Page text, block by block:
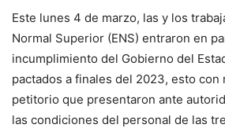
Este lunes 4 de marzo, las y los
Normal Superior (ENS) entraron en
incumplimiento del Gobierno del
pactados a finales del 2023, esto con
petitorio que presentaron ante
las condiciones del personal de las